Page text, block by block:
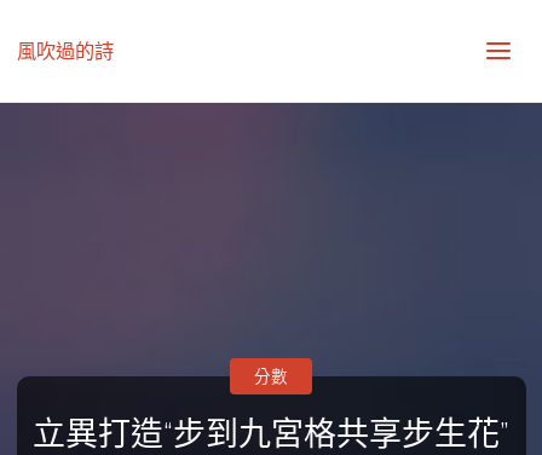
風吹過的詩
立異打造“步到九宮格共享步生花”
分數